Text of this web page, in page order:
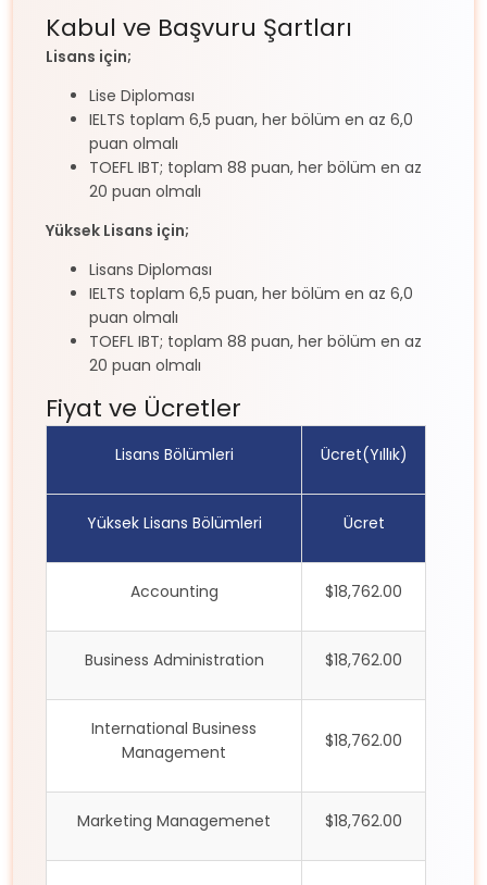
Kabul ve Başvuru Şartları
Lisans için;
Lise Diploması
IELTS toplam 6,5 puan, her bölüm en az 6,0
puan olmalı
TOEFL IBT; toplam 88 puan, her bölüm en az
20 puan olmalı
Yüksek Lisans için;
Lisans Diploması
IELTS toplam 6,5 puan, her bölüm en az 6,0
puan olmalı
TOEFL IBT; toplam 88 puan, her bölüm en az
20 puan olmalı
Fiyat ve Ücretler
Lisans Bölümleri Ücret(Yıllık)
Yüksek Lisans Bölümleri Ücret
Accounting $18,762.00
Business Administration $18,762.00
International Business
Management
$18,762.00
Marketing Managemenet $18,762.00